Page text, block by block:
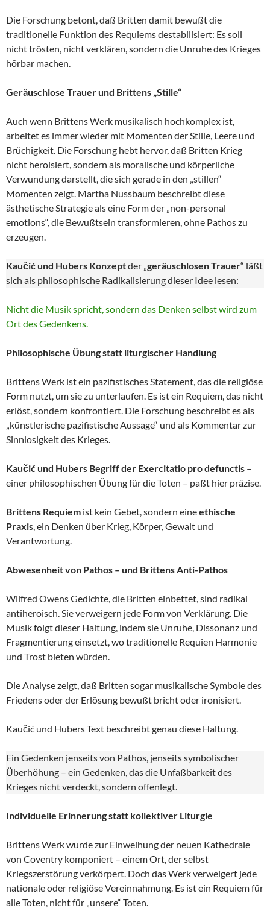
Die Forschung betont, daß Britten damit bewußt die
traditionelle Funktion des Requiems destabilisiert: Es soll
nicht trösten, nicht verklären, sondern die Unruhe des Krieges
hörbar machen.
Geräuschlose Trauer und Brittens „Stille“
Auch wenn Brittens Werk musikalisch hochkomplex ist,
arbeitet es immer wieder mit Momenten der Stille, Leere und
Brüchigkeit. Die Forschung hebt hervor, daß Britten Krieg
nicht heroisiert, sondern als moralische und körperliche
Verwundung darstellt, die sich gerade in den „stillen“
Momenten zeigt. Martha Nussbaum beschreibt diese
ästhetische Strategie als eine Form der „non-personal
emotions“, die Bewußtsein transformieren, ohne Pathos zu
erzeugen.
Kaučić und Hubers Konzeptder „geräuschlosen Trauer“ läßt
sich als philosophische Radikalisierung dieser Idee lesen:
Nicht die Musik spricht, sondern das Denken selbst wird zum
Ort des Gedenkens.
Philosophische Übung statt liturgischer Handlung
Brittens Werk ist ein pazifistisches Statement, das die religiöse
Form nutzt, um sie zu unterlaufen. Es ist ein Requiem, das nicht
erlöst, sondern konfrontiert. Die Forschung beschreibt es als
„künstlerische pazifistische Aussage“ und als Kommentar zur
Sinnlosigkeit des Krieges.
Kaučić und Hubers Begriff der Exercitatio pro defunctis –
einer philosophischen Übung für die Toten – paßt hier präzise.
Brittens Requiem ist kein Gebet, sondern eineethische
Praxis, ein Denken über Krieg, Körper, Gewalt und
Verantwortung.
Abwesenheit von Pathos – und Brittens Anti-Pathos
Wilfred Owens Gedichte, die Britten einbettet, sind radikal
antiheroisch. Sie verweigern jede Form von Verklärung. Die
Musik folgt dieser Haltung, indem sie Unruhe, Dissonanz und
Fragmentierung einsetzt, wo traditionelle Requien Harmonie
und Trost bieten würden.
Die Analyse zeigt, daß Britten sogar musikalische Symbole des
Friedens oder der Erlösung bewußt bricht oder ironisiert.
Kaučić und Hubers Text beschreibt genau diese Haltung.
Ein Gedenken jenseits von Pathos, jenseits symbolischer
Überhöhung – ein Gedenken, das die Unfaßbarkeit des
Krieges nicht verdeckt, sondern offenlegt.
Individuelle Erinnerung statt kollektiver Liturgie
Brittens Werk wurde zur Einweihung der neuen Kathedrale
von Coventry komponiert – einem Ort, der selbst
Kriegszerstörung verkörpert. Doch das Werk verweigert jede
nationale oder religiöse Vereinnahmung. Es ist ein Requiem für
alle Toten, nicht für „unsere“ Toten.